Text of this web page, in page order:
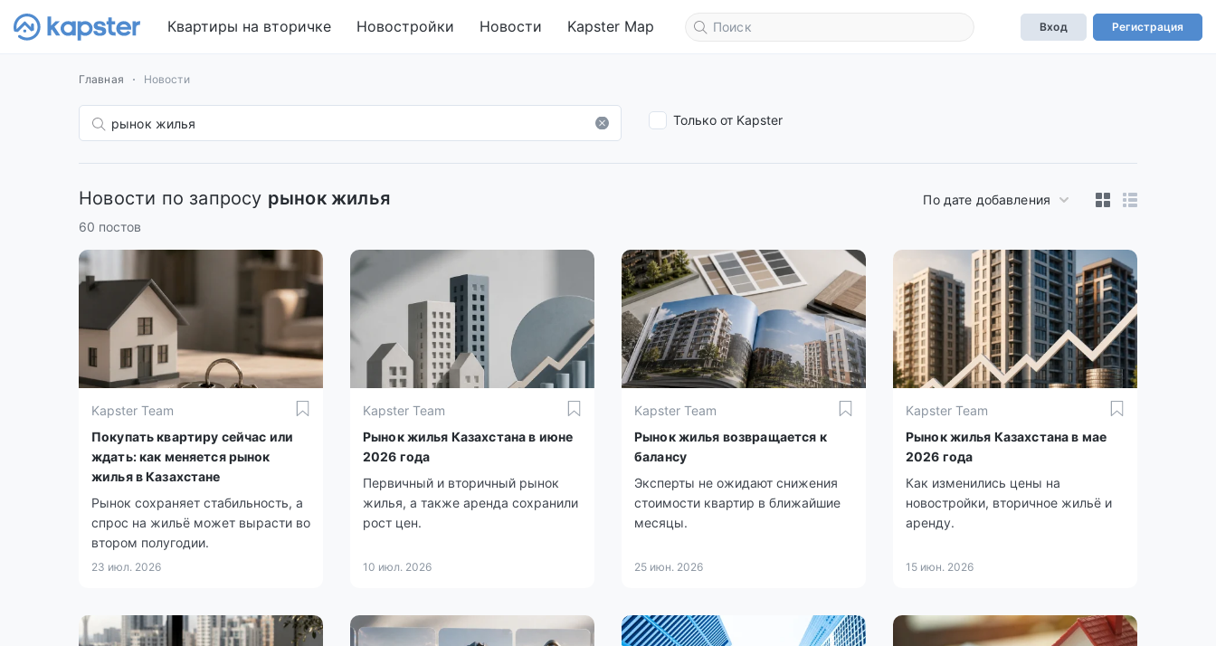
Квартиры на вторичке Новостройки Новости Kapster Map Вход Регистрация
Главная Новости
Только от Kapster
Новости по запросу рынок жилья
По дате добавления
60 постов
Kapster Team
Покупать квартиру сейчас или
ждать: как меняется рынок
жилья в Казахстане
Рынок сохраняет стабильность, а
спрос на жильё может вырасти во
втором полугодии.
23 июл. 2026
Kapster Team
Рынок жилья Казахстана в июне
2026 года
Первичный и вторичный рынок
жилья, а также аренда сохранили
рост цен.
10 июл. 2026
Kapster Team
Рынок жилья возвращается к
балансу
Эксперты не ожидают снижения
стоимости квартир в ближайшие
месяцы.
25 июн. 2026
Kapster Team
Рынок жилья Казахстана в мае
2026 года
Как изменились цены на
новостройки, вторичное жильё и
аренду.
15 июн. 2026